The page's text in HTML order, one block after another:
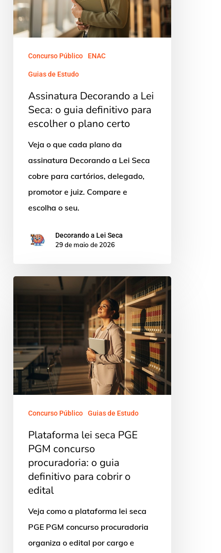
o
guia
definitivo
para
escolher
plano
certo
Concurso Público ENAC
Guias de Estudo
Assinatura Decorando a Lei
Seca: o guia definitivo para
escolher o plano certo
Veja o que cada plano da
assinatura Decorando a Lei Seca
cobre para cartórios, delegado,
promotor e juiz. Compare e
escolha o seu.
Decorando a Lei Seca
29 de maio de 2026
PGE
PGM
concurso
procuradoria:
o
guia
edital
Concurso Público Guias de Estudo
Plataforma lei seca PGE
PGM concurso
procuradoria: o guia
definitivo para cobrir o
edital
Veja como a plataforma lei seca
PGE PGM concurso procuradoria
organiza o edital por cargo e